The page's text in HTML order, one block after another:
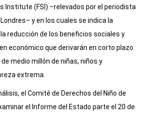
Institute (FSI) –relevados por el periodista
y en los cuales se indica la
reducción de los beneficios sociales y
económico que derivarán en corto plazo
medio millón de niñas, niños y
extrema.
el Comité de Derechos del Niño de
el Informe del Estado parte el 20 de